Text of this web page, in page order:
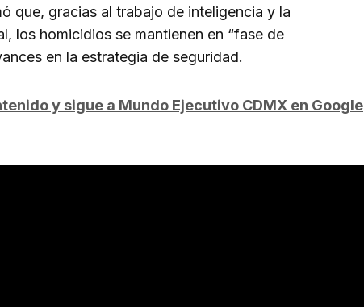
que, gracias al trabajo de inteligencia y la
los homicidios se mantienen en “fase de
en la estrategia de seguridad.
y sigue a Mundo Ejecutivo CDMX en Google